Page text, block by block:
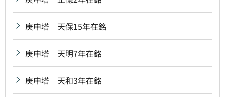
庚申塔 天保15年在銘
庚申塔 天明7年在銘
庚申塔 天和3年在銘